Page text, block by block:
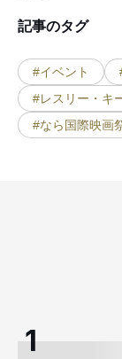
記事のタグ
#イベント
#レスリー・キ
#なら国際映画